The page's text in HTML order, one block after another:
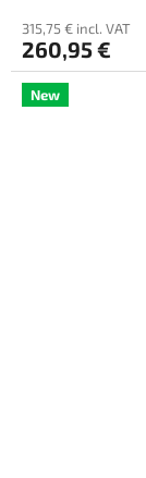
315,75 € incl. VAT
260,95 €
New